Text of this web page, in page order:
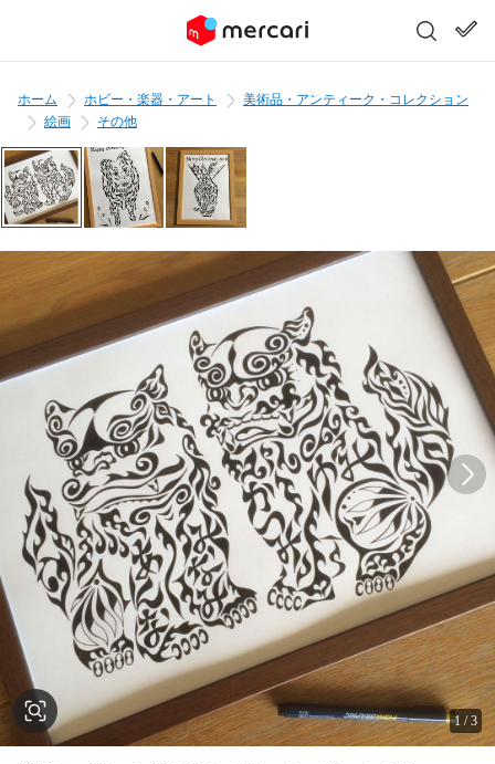
ホーム ホビー・楽器・アート
美術品・アンティーク・コレクション
絵画
その他
1 /3